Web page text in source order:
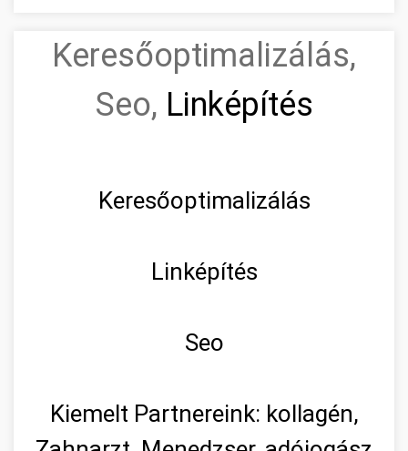
Keresőoptimalizálás,
Seo, Linképítés
Keresőoptimalizálás
Linképítés
Seo
Kiemelt Partnereink: kollagén,